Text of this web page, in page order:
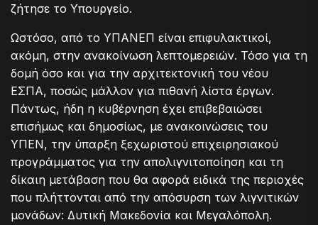
ζήτησε το Υπουργείο.
Ωστόσο, από το ΥΠΑΝΕΠ είναι επιφυλακτικοί,
ακόμη, στην ανακοίνωση λεπτομερειών. Τόσο για τη
δομή όσο και για την αρχιτεκτονική του νέου
ΕΣΠΑ, ποσώς μάλλον για πιθανή λίστα έργων.
Πάντως, ήδη η κυβέρνηση έχει επιβεβαιώσει
επισήμως και δημοσίως, με ανακοινώσεις του
ΥΠΕΝ, την ύπαρξη ξεχωριστού επιχειρησιακού
προγράμματος για την απολιγνιτοποίηση και τη
δίκαιη μετάβαση που θα αφορά ειδικά της περιοχές
που πλήττονται από την απόσυρση των λιγνιτικών
μονάδων: Δυτική Μακεδονία και Μεγαλόπολη.